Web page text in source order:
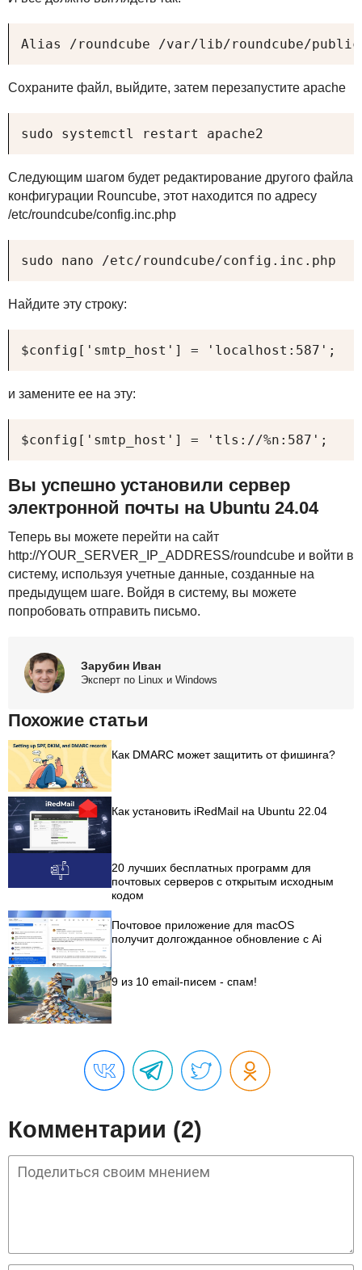
Alias /roundcube /var/lib/roundcube/
Сохраните файл, выйдите, затем перезапустите apache
sudo systemctl restart apache2
Следующим шагом будет редактирование другого файла
конфигурации Rouncube, этот находится по адресу
/etc/roundcube/config.inc.php
sudo nano /etc/roundcube/config.inc.php
Найдите эту строку:
$config['smtp_host'] = 'localhost:587';
и замените ее на эту:
$config['smtp_host'] = 'tls://%n:587';
Вы успешно установили сервер
электронной почты на Ubuntu 24.04
Теперь вы можете перейти на сайт
http://YOUR_SERVER_IP_ADDRESS/roundcube и войти в
систему, используя учетные данные, созданные на
предыдущем шаге. Войдя в систему, вы можете
попробовать отправить письмо.
Зарубин Иван
Эксперт по Linux и Windows
Похожие статьи
Как DMARC может защитить от фишинга?
Как установить iRedMail на Ubuntu 22.04
20 лучших бесплатных программ для
почтовых серверов с открытым исходным
кодом
Почтовое приложение для macOS
получит долгожданное обновление с Ai
9 из 10 email-писем - спам!
Комментарии (2)